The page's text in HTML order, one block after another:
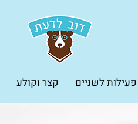
פעילות לשניים קצר וקולע